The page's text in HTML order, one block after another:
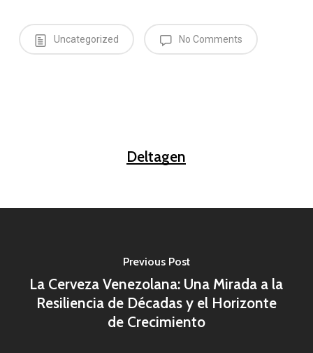
Uncategorized No Comments
Deltagen
Previous Post
La Cerveza Venezolana: Una Mirada a la
Resiliencia de Décadas y el Horizonte
de Crecimiento